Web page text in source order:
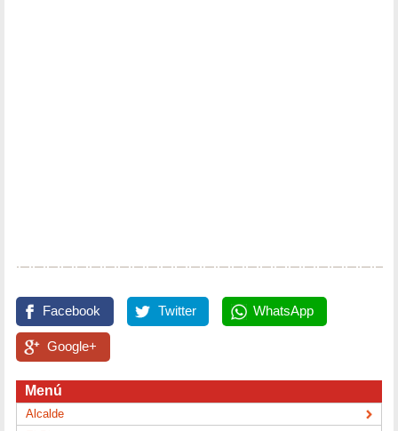
Facebook Twitter WhatsApp
Google+
Menú
Alcalde